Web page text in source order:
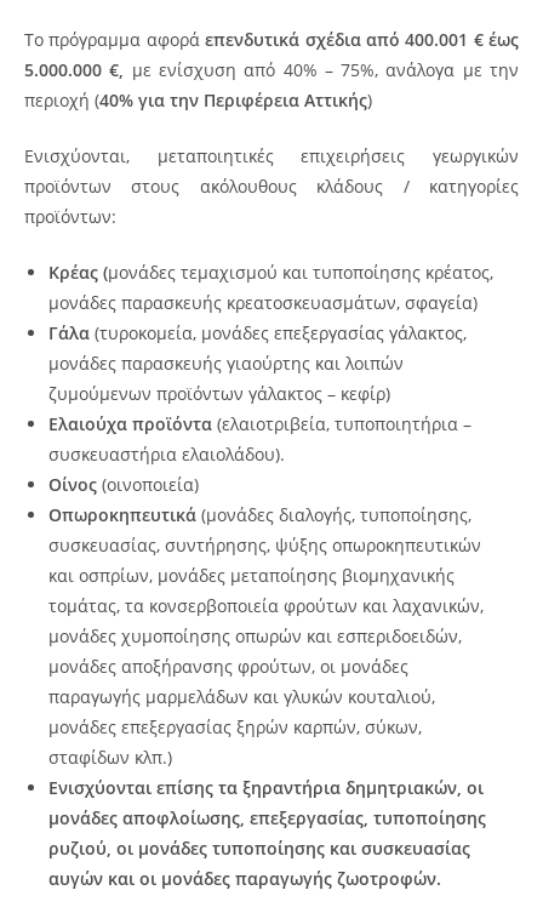
Το πρόγραμμα αφοράεπενδυτικά σχέδια από 400.001 € έως
5.000.000 €, με ενίσχυση από 40% – 75%, ανάλογα με την
περιοχή (40% για την Περιφέρεια Αττικής)
Ενισχύονται, μεταποιητικές επιχειρήσεις γεωργικών
προϊόντων στους ακόλουθους κλάδους / κατηγορίες
προϊόντων:
Κρέας (μονάδες τεμαχισμού και τυποποίησης κρέατος,
μονάδες παρασκευής κρεατοσκευασμάτων, σφαγεία)
Γάλα (τυροκομεία, μονάδες επεξεργασίας γάλακτος,
μονάδες παρασκευής γιαούρτης και λοιπών
ζυμούμενων προϊόντων γάλακτος – κεφίρ)
Ελαιούχα προϊόντα (ελαιοτριβεία, τυποποιητήρια –
συσκευαστήρια ελαιολάδου).
Οίνος (οινοποιεία)
Οπωροκηπευτικά (μονάδες διαλογής, τυποποίησης,
συσκευασίας, συντήρησης, ψύξης οπωροκηπευτικών
και οσπρίων, μονάδες μεταποίησης βιομηχανικής
τομάτας, τα κονσερβοποιεία φρούτων και λαχανικών,
μονάδες χυμοποίησης οπωρών και εσπεριδοειδών,
μονάδες αποξήρανσης φρούτων, οι μονάδες
παραγωγής μαρμελάδων και γλυκών κουταλιού,
μονάδες επεξεργασίας ξηρών καρπών, σύκων,
σταφίδων κλπ.)
Ενισχύονται επίσης τα ξηραντήρια δημητριακών, οι
μονάδες αποφλοίωσης, επεξεργασίας, τυποποίησης
ρυζιού, οι μονάδες τυποποίησης και συσκευασίας
αυγών και οι μονάδες παραγωγής ζωοτροφών.